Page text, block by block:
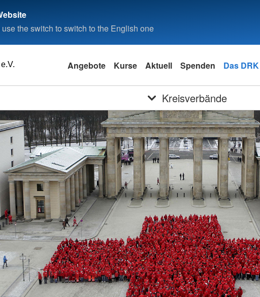
the switch to switch to the English one
Angebote Kurse Aktuell Spenden Das DRK
Kreisverbände